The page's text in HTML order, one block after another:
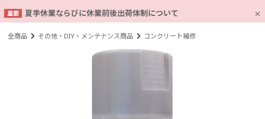
重要 夏季休業ならびに休業前後出荷体制について
全商品 その他・DIY・メンテナンス商品 コンクリート補修